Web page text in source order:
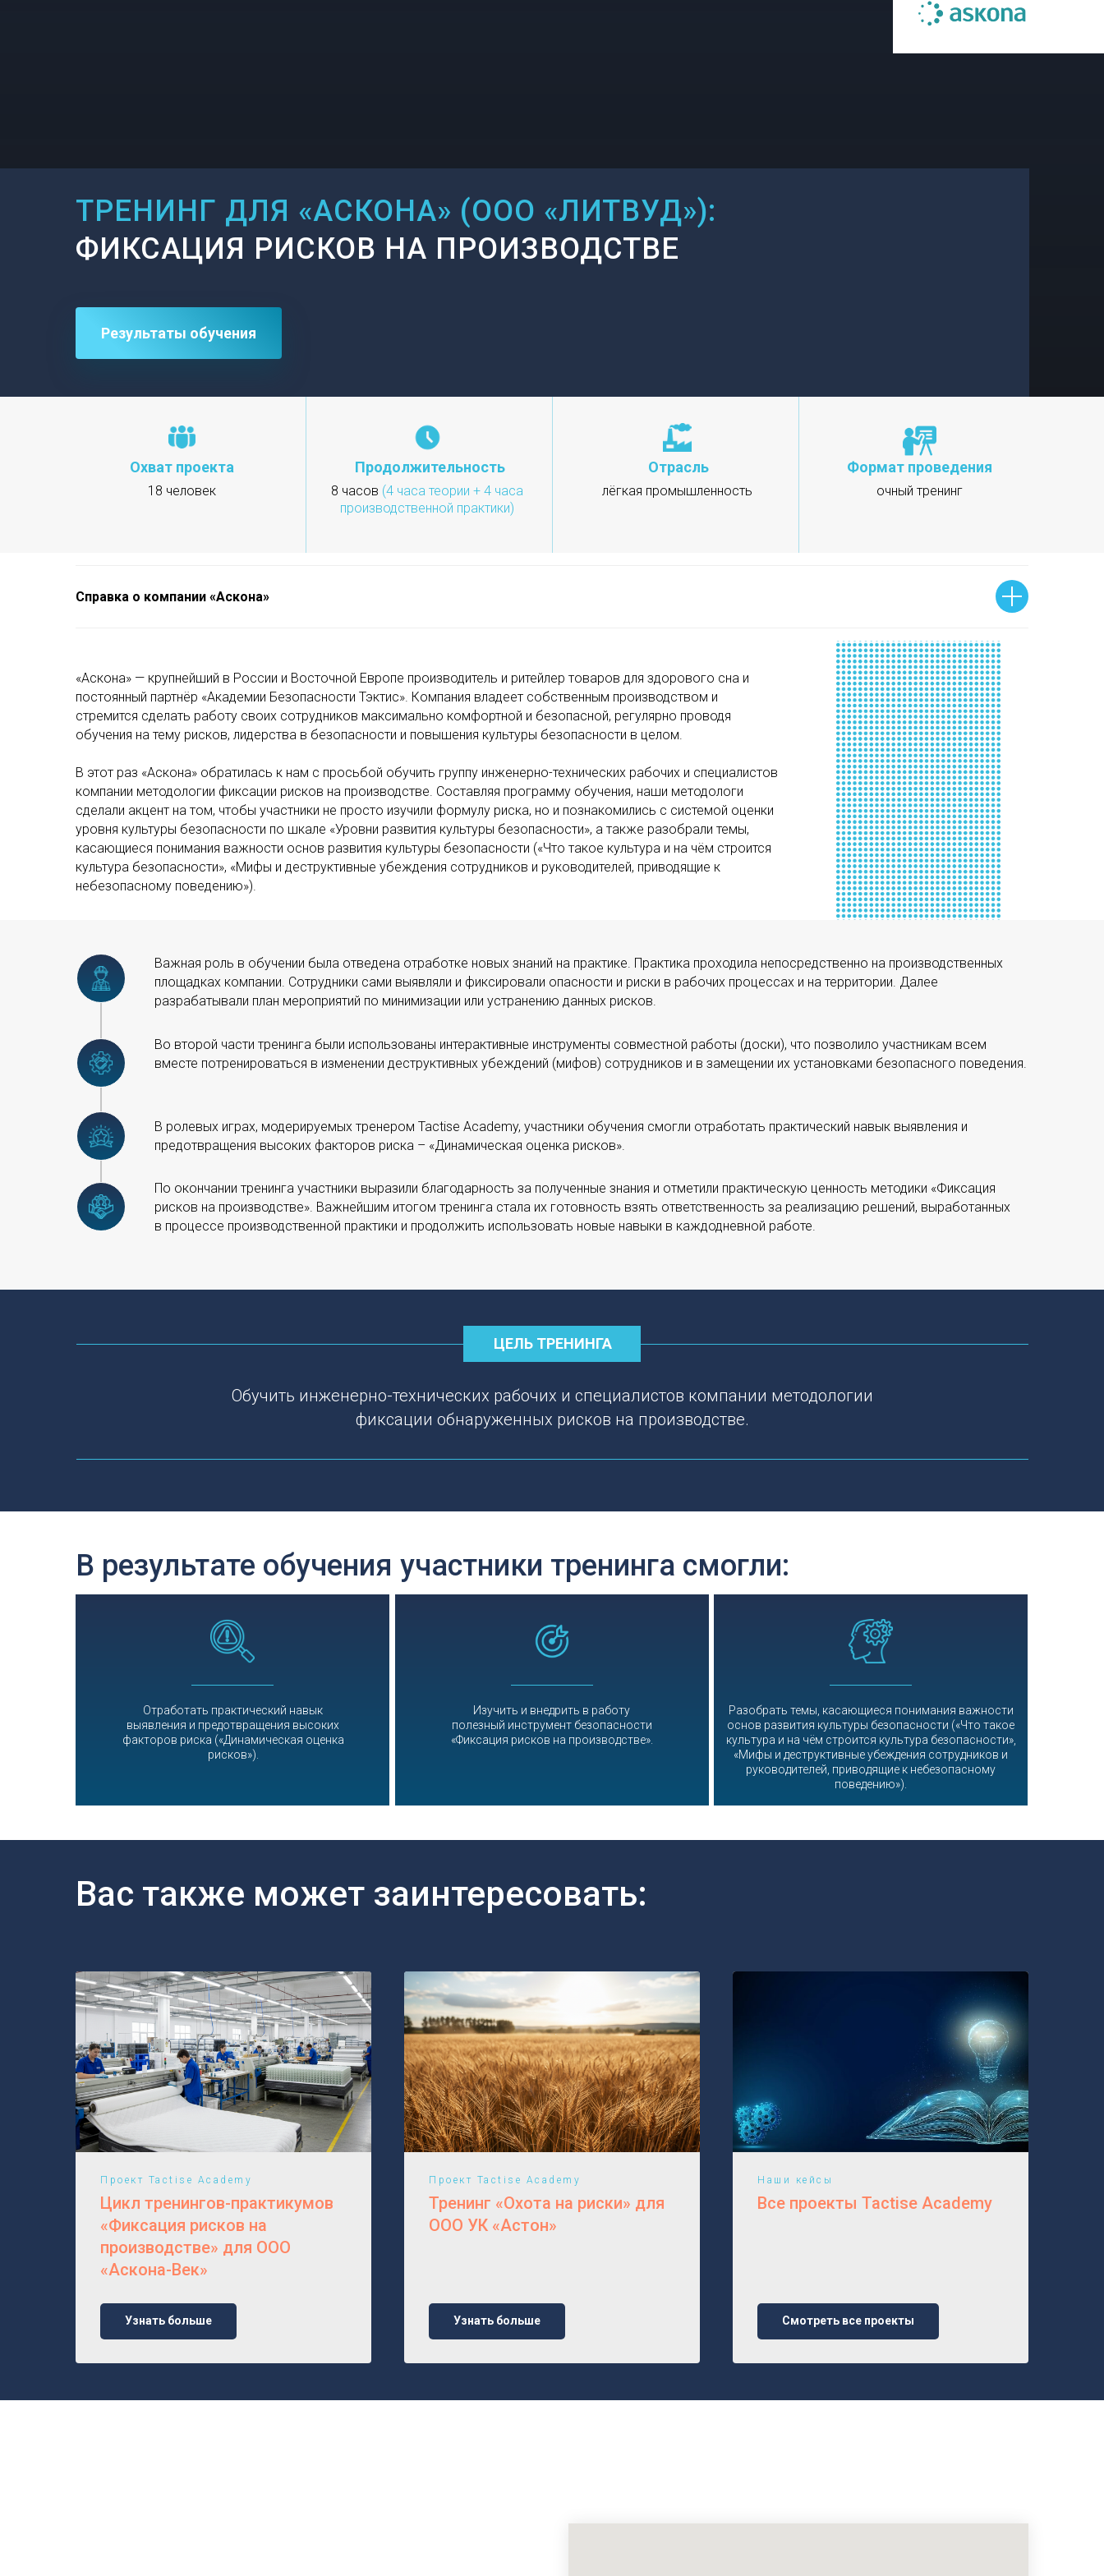
ТРЕНИНГ ДЛЯ «АСКОНА» (ООО «ЛИТВУД»):
ФИКСАЦИЯ РИСКОВ НА ПРОИЗВОДСТВЕ
Результаты обучения
18 человек 8 часов (4 часа теории + 4 часа
производственной практики)
лёгкая промышленность очный тренинг
Охват проекта Продолжительность Отрасль Формат проведения
Справка о компании «Аскона»
«Аскона» — крупнейший в России и Восточной Европе производитель и ритейлер товаров для здорового сна и
постоянный партнёр «Академии Безопасности Тэктис». Компания владеет собственным производством и
стремится сделать работу своих сотрудников максимально комфортной и безопасной, регулярно проводя
обучения на тему рисков, лидерства в безопасности и повышения культуры безопасности в целом.
В этот раз «Аскона» обратилась к нам с просьбой обучить группу инженерно-технических рабочих и специалистов
компании методологии фиксации рисков на производстве. Составляя программу обучения, наши методологи
сделали акцент на том, чтобы участники не просто изучили формулу риска, но и познакомились с системой оценки
уровня культуры безопасности по шкале «Уровни развития культуры безопасности», а также разобрали темы,
касающиеся понимания важности основ развития культуры безопасности («Что такое культура и на чём строится
культура безопасности», «Мифы и деструктивные убеждения сотрудников и руководителей, приводящие к
небезопасному поведению»).
Важная роль в обучении была отведена отработке новых знаний на практике. Практика проходила непосредственно на производственных
площадках компании. Сотрудники сами выявляли и фиксировали опасности и риски в рабочих процессах и на территории. Далее
разрабатывали план мероприятий по минимизации или устранению данных рисков.
Во второй части тренинга были использованы интерактивные инструменты совместной работы (доски), что позволило участникам всем
вместе потренироваться в изменении деструктивных убеждений (мифов) сотрудников и в замещении их установками безопасного поведения.
В ролевых играх, модерируемых тренером Tactise Academy, участники обучения смогли отработать практический навык выявления и
предотвращения высоких факторов риска – «Динамическая оценка рисков».
По окончании тренинга участники выразили благодарность за полученные знания и отметили практическую ценность методики «Фиксация
рисков на производстве». Важнейшим итогом тренинга стала их готовность взять ответственность за реализацию решений, выработанных
в процессе производственной практики и продолжить использовать новые навыки в каждодневной работе.
ЦЕЛЬ ТРЕНИНГА
Обучить инженерно-технических рабочих и специалистов компании методологии
фиксации обнаруженных рисков на производстве.
В результате обучения участники тренинга смогли:
Отработать практический навык
выявления и предотвращения высоких
факторов риска («Динамическая оценка
рисков»).
Изучить и внедрить в работу
полезный инструмент безопасности
«Фиксация рисков на производстве».
Разобрать темы, касающиеся понимания важности
основ развития культуры безопасности («Что такое
культура и на чём строится культура безопасности»,
«Мифы и деструктивные убеждения сотрудников и
руководителей, приводящие к небезопасному
поведению»).
Вас также может заинтересовать:
Проект Tactise Academy
Цикл тренингов-практикумов
«Фиксация рисков на
производстве» для ООО
«Аскона-Век»
Узнать больше
Проект Tactise Academy
Тренинг «Охота на риски» для
ООО УК «Астон»
Узнать больше
Наши кейсы
Все проекты Tactise Academy
Смотреть все проекты